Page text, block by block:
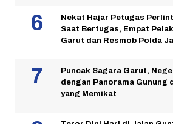
Nekat Hajar Petugas
Saat Bertugas, Empat
Garut dan Resmob Polda
Puncak Sagara Garut,
dengan Panorama Gunung
yang Memikat